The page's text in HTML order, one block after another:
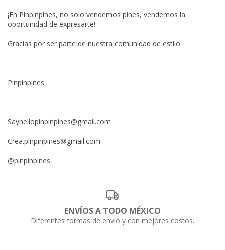
¡En Pinpinpines, no solo vendemos pines, vendemos la
oportunidad de expresarte!
Gracias por ser parte de nuestra comunidad de estilo.
Pinpinpines
Sayhellopinpinpines@gmail.com
Crea.pinpinpines@gmail.com
@pinpinpines
ENVÍOS A TODO MÉXICO
Diferentes formas de envío y con mejores costos.